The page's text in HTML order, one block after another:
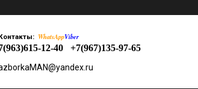
WhatsAppViber
12-40 +7(967)135-97-65